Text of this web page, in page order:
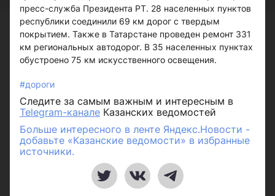
пресс-служба Президента РТ. 28 населенных пунктов
республики соединили 69 км дорог с твердым
покрытием. Также в Татарстане проведен ремонт 331
км региональных автодорог. В 35 населенных пунктах
обустроено 75 км искусственного освещения.
#дороги
Следите за самым важным и интересным в
Telegram-канале Казанских ведомостей
Больше интересного в ленте Яндекс.Новости -
добавьте «Казанские ведомости» в избранные
источники.